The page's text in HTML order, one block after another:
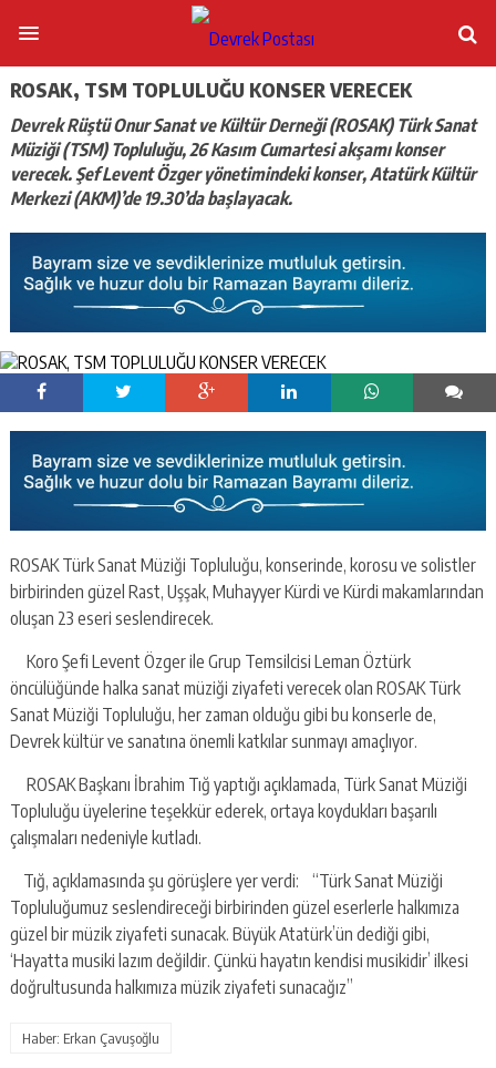
ROSAK, TSM TOPLULUĞU KONSER VERECEK
Devrek Rüştü Onur Sanat ve Kültür Derneği (ROSAK) Türk Sanat
Müziği (TSM) Topluluğu, 26 Kasım Cumartesi akşamı konser
verecek. Şef Levent Özger yönetimindeki konser, Atatürk Kültür
Merkezi (AKM)’de 19.30’da başlayacak.
ROSAK Türk Sanat Müziği Topluluğu, konserinde, korosu ve solistler
birbirinden güzel Rast, Uşşak, Muhayyer Kürdi ve Kürdi makamlarından
oluşan 23 eseri seslendirecek.
Koro Şefi Levent Özger ile Grup Temsilcisi Leman Öztürk
öncülüğünde halka sanat müziği ziyafeti verecek olan ROSAK Türk
Sanat Müziği Topluluğu, her zaman olduğu gibi bu konserle de,
Devrek kültür ve sanatına önemli katkılar sunmayı amaçlıyor.
ROSAK Başkanı İbrahim Tığ yaptığı açıklamada, Türk Sanat Müziği
Topluluğu üyelerine teşekkür ederek, ortaya koydukları başarılı
çalışmaları nedeniyle kutladı.
Tığ, açıklamasında şu görüşlere yer verdi: “Türk Sanat Müziği
Topluluğumuz seslendireceği birbirinden güzel eserlerle halkımıza
güzel bir müzik ziyafeti sunacak. Büyük Atatürk’ün dediği gibi,
‘Hayatta musiki lazım değildir. Çünkü hayatın kendisi musikidir’ ilkesi
doğrultusunda halkımıza müzik ziyafeti sunacağız”
Haber: Erkan Çavuşoğlu